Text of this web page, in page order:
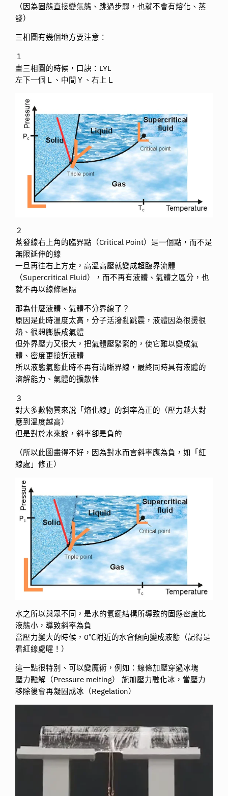
（因為固態直接變氣態、跳過步驟，也就不會有熔化、蒸
發）
三相圖有幾個地方要注意：
１
畫三相圖的時候，口訣：LYL
左下一個Ｌ、中間Ｙ、右上Ｌ
２
蒸發線右上角的臨界點（Critical Point）是一個點，而不是
無限延伸的線
一旦再往右上方走，高溫高壓就變成超臨界流體
（Supercritical Fluid），而不再有液體、氣體之區分，也
就不再以線條區隔
那為什麼液體、氣體不分界線了？
原因是此時溫度太高，分子活潑亂跳震，液體因為很燙很
熱、很想膨脹成氣體
但外界壓力又很大，把氣體壓緊緊的，使它難以變成氣
體、密度更接近液體
所以液態氣態此時不再有清晰界線，最終同時具有液體的
溶解能力、氣體的擴散性
３
對大多數物質來說「熔化線」的斜率為正的（壓力越大對
應到溫度越高）
但是對於水來說，斜率卻是負的
（所以此圖畫得不好，因為對水而言斜率應為負，如「紅
線處」修正）
水之所以與眾不同，是水的氫鍵結構所導致的固態密度比
液態小，導致斜率為負
當壓力變大的時候，0℃附近的水會傾向變成液態（記得是
看紅線處喔！）
這一點很特別、可以變魔術，例如：線條加壓穿過冰塊
壓力融解（Pressure melting） 施加壓力融化冰，當壓力
移除後會再凝固成冰（Regelation）